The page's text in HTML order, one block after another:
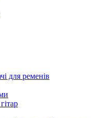
для ременів